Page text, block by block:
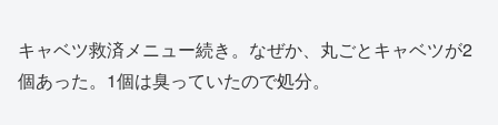
キャベツ救済メニュー続き。なぜか、丸ごとキャベツが2
個あった。1個は臭っていたので処分。